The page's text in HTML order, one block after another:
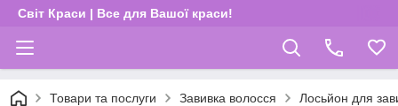
Світ Краси | Все для Вашої краси!
Товари та послуги Завивка волосся Лосьйон для